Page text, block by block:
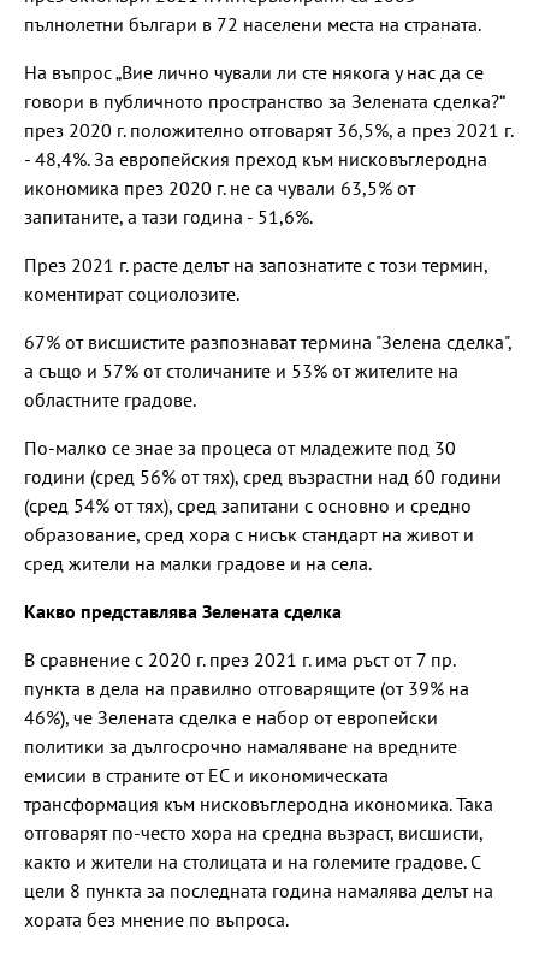
пълнолетни българи в 72 населени места на страната.
На въпрос „Вие лично чували ли сте някога у нас да се
говори в публичното пространство за Зелената сделка?“
през 2020 г. положително отговарят 36,5%, а през 2021 г.
- 48,4%. За европейския преход към нисковъглеродна
икономика през 2020 г. не са чували 63,5% от
запитаните, а тази година - 51,6%.
През 2021 г. расте делът на запознатите с този термин,
коментират социолозите.
67% от висшистите разпознават термина "Зелена сделка",
а също и 57% от столичаните и 53% от жителите на
областните градове.
По-малко се знае за процеса от младежите под 30
години (сред 56% от тях), сред възрастни над 60 години
(сред 54% от тях), сред запитани с основно и средно
образование, сред хора с нисък стандарт на живот и
сред жители на малки градове и на села.
Какво представлява Зелената сделка
В сравнение с 2020 г. през 2021 г. има ръст от 7 пр.
пункта в дела на правилно отговарящите (от 39% на
46%), че Зелената сделка е набор от европейски
политики за дългосрочно намаляване на вредните
емисии в страните от ЕС и икономическата
трансформация към нисковъглеродна икономика. Така
отговарят по-често хора на средна възраст, висшисти,
както и жители на столицата и на големите градове. С
цели 8 пункта за последната година намалява делът на
хората без мнение по въпроса.